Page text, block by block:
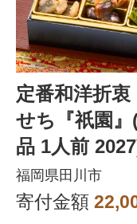
定番和洋折
せち『祇園』
品 1人前
福岡県田川市
寄付金額